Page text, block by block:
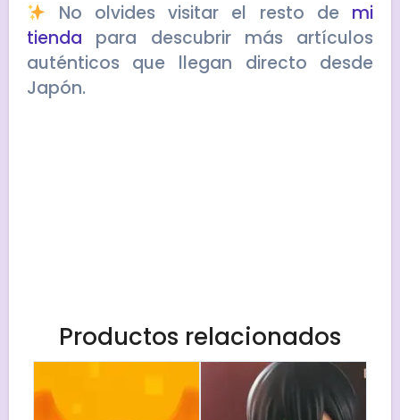
No olvides visitar el resto de mi
tienda para descubrir más artículos
auténticos que llegan directo desde
Japón.
Productos relacionados